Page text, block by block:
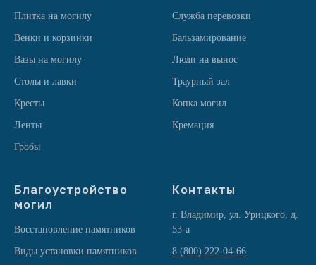
Плитка на могилу
Венки и корзинки
Вазы на могилу
Столы и лавки
Кресты
Ленты
Гробы
Служба перевозки
Бальзамирование
Люди на вынос
Траурный зал
Копка могил
Кремация
Благоустройство
могил
Восстановление памятников
Виды установки памятников
Контакты
г. Владимир, ул. Урицкого, д.
53-а
8 (800) 222-04-66